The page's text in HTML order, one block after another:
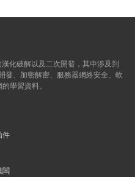
化破解以及二次開發，其中涉及到
發、加密解密、服務器網絡安全、軟
學習資料。
件
闆